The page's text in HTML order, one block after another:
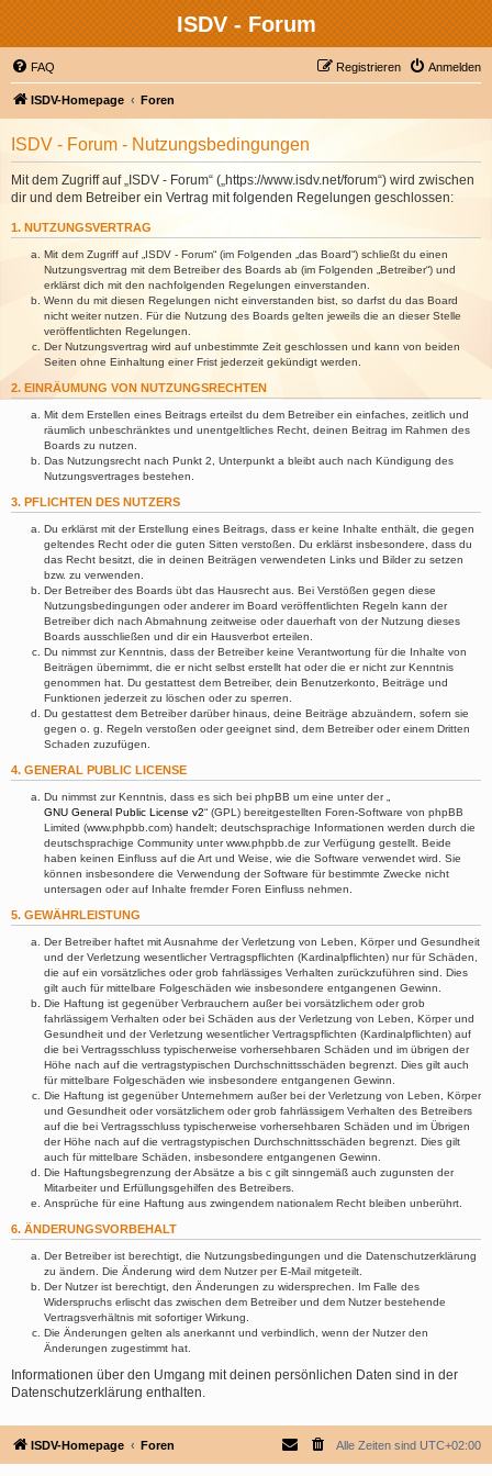
ISDV - Forum
FAQ Anmelden
Registrieren
ISDV-Homepage Foren
ISDV - Forum - Nutzungsbedingungen
Mit dem Zugriff auf „ISDV - Forum“ („https://www.isdv.net/forum“) wird zwischen
dir und dem Betreiber ein Vertrag mit folgenden Regelungen geschlossen:
1. NUTZUNGSVERTRAG
Mit dem Zugriff auf „ISDV - Forum“ (im Folgenden „das Board“) schließt du einen
Nutzungsvertrag mit dem Betreiber des Boards ab (im Folgenden „Betreiber“) und
erklärst dich mit den nachfolgenden Regelungen einverstanden.
Wenn du mit diesen Regelungen nicht einverstanden bist, so darfst du das Board
nicht weiter nutzen. Für die Nutzung des Boards gelten jeweils die an dieser Stelle
veröffentlichten Regelungen.
Der Nutzungsvertrag wird auf unbestimmte Zeit geschlossen und kann von beiden
Seiten ohne Einhaltung einer Frist jederzeit gekündigt werden.
2. EINRÄUMUNG VON NUTZUNGSRECHTEN
Mit dem Erstellen eines Beitrags erteilst du dem Betreiber ein einfaches, zeitlich und
räumlich unbeschränktes und unentgeltliches Recht, deinen Beitrag im Rahmen des
Boards zu nutzen.
Das Nutzungsrecht nach Punkt 2, Unterpunkt a bleibt auch nach Kündigung des
Nutzungsvertrages bestehen.
3. PFLICHTEN DES NUTZERS
Du erklärst mit der Erstellung eines Beitrags, dass er keine Inhalte enthält, die gegen
geltendes Recht oder die guten Sitten verstoßen. Du erklärst insbesondere, dass du
das Recht besitzt, die in deinen Beiträgen verwendeten Links und Bilder zu setzen
bzw. zu verwenden.
Der Betreiber des Boards übt das Hausrecht aus. Bei Verstößen gegen diese
Nutzungsbedingungen oder anderer im Board veröffentlichten Regeln kann der
Betreiber dich nach Abmahnung zeitweise oder dauerhaft von der Nutzung dieses
Boards ausschließen und dir ein Hausverbot erteilen.
Du nimmst zur Kenntnis, dass der Betreiber keine Verantwortung für die Inhalte von
Beiträgen übernimmt, die er nicht selbst erstellt hat oder die er nicht zur Kenntnis
genommen hat. Du gestattest dem Betreiber, dein Benutzerkonto, Beiträge und
Funktionen jederzeit zu löschen oder zu sperren.
Du gestattest dem Betreiber darüber hinaus, deine Beiträge abzuändern, sofern sie
gegen o. g. Regeln verstoßen oder geeignet sind, dem Betreiber oder einem Dritten
Schaden zuzufügen.
4. GENERAL PUBLIC LICENSE
Du nimmst zur Kenntnis, dass es sich bei phpBB um eine unter der „
GNU General Public License v2“ (GPL) bereitgestellten Foren-Software von phpBB
Limited (www.phpbb.com) handelt; deutschsprachige Informationen werden durch die
deutschsprachige Community unter www.phpbb.de zur Verfügung gestellt. Beide
haben keinen Einfluss auf die Art und Weise, wie die Software verwendet wird. Sie
können insbesondere die Verwendung der Software für bestimmte Zwecke nicht
untersagen oder auf Inhalte fremder Foren Einfluss nehmen.
5. GEWÄHRLEISTUNG
Der Betreiber haftet mit Ausnahme der Verletzung von Leben, Körper und Gesundheit
und der Verletzung wesentlicher Vertragspflichten (Kardinalpflichten) nur für Schäden,
die auf ein vorsätzliches oder grob fahrlässiges Verhalten zurückzuführen sind. Dies
gilt auch für mittelbare Folgeschäden wie insbesondere entgangenen Gewinn.
Die Haftung ist gegenüber Verbrauchern außer bei vorsätzlichem oder grob
fahrlässigem Verhalten oder bei Schäden aus der Verletzung von Leben, Körper und
Gesundheit und der Verletzung wesentlicher Vertragspflichten (Kardinalpflichten) auf
die bei Vertragsschluss typischerweise vorhersehbaren Schäden und im übrigen der
Höhe nach auf die vertragstypischen Durchschnittsschäden begrenzt. Dies gilt auch
für mittelbare Folgeschäden wie insbesondere entgangenen Gewinn.
Die Haftung ist gegenüber Unternehmern außer bei der Verletzung von Leben, Körper
und Gesundheit oder vorsätzlichem oder grob fahrlässigem Verhalten des Betreibers
auf die bei Vertragsschluss typischerweise vorhersehbaren Schäden und im Übrigen
der Höhe nach auf die vertragstypischen Durchschnittsschäden begrenzt. Dies gilt
auch für mittelbare Schäden, insbesondere entgangenen Gewinn.
Die Haftungsbegrenzung der Absätze a bis c gilt sinngemäß auch zugunsten der
Mitarbeiter und Erfüllungsgehilfen des Betreibers.
Ansprüche für eine Haftung aus zwingendem nationalem Recht bleiben unberührt.
6. ÄNDERUNGSVORBEHALT
Der Betreiber ist berechtigt, die Nutzungsbedingungen und die Datenschutzerklärung
zu ändern. Die Änderung wird dem Nutzer per E-Mail mitgeteilt.
Der Nutzer ist berechtigt, den Änderungen zu widersprechen. Im Falle des
Widerspruchs erlischt das zwischen dem Betreiber und dem Nutzer bestehende
Vertragsverhältnis mit sofortiger Wirkung.
Die Änderungen gelten als anerkannt und verbindlich, wenn der Nutzer den
Änderungen zugestimmt hat.
Informationen über den Umgang mit deinen persönlichen Daten sind in der
Datenschutzerklärung enthalten.
ISDV-Homepage Foren Alle Zeiten sind UTC+02:00